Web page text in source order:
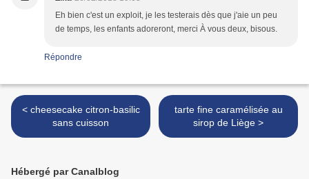
Eh bien c'est un exploit, je les testerais dès que j'aie un peu
de temps, les enfants adoreront, merci À vous deux, bisous.
Répondre
< cheesecake citron-basilic
sans cuisson
tarte fine caramélisée au
sirop de Liège >
Hébergé par Canalblog